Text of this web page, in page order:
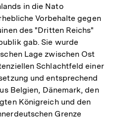
der
Fußnote
in die Nato
Vorbehalte gegen
des "Dritten Reichs"
gab. Sie wurde
Lage zwischen Ost
Schlachtfeld einer
und entsprechend
Belgien, Dänemark, den
Königreich und den
Grenze